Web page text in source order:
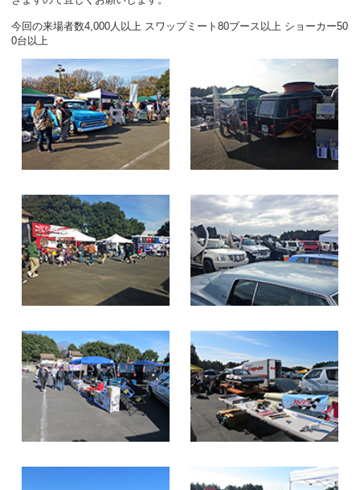
今回の来場者数4,000人以上 スワップミート80ブース以上 ショーカー50
0台以上